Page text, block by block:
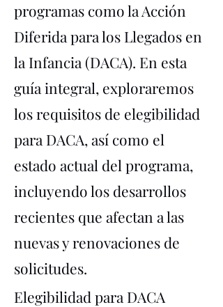
programas como la Acción
Diferida para los Llegados en
la Infancia (DACA). En esta
guía integral, exploraremos
los requisitos de elegibilidad
para DACA, así como el
estado actual del programa,
incluyendo los desarrollos
recientes que afectan a las
nuevas y renovaciones de
solicitudes.
Elegibilidad para DACA